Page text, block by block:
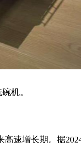
机。
速增长期。据